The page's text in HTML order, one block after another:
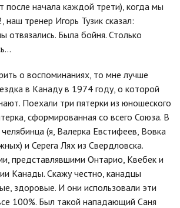
после начала каждой трети), когда мы
наш тренер Игорь Тузик сказал:
отвязались. Была бойня. Столько
о воспоминаниях, то мне лучше
в Канаду в 1974 году, о которой
Поехали три пятерки из юношеского
сформированная со всего Союза. В
(я, Валерка Евстифеев, Вовка
и Серега Лях из Свердловска.
представлявшими Онтарио, Квебек и
Канады. Скажу честно, канадцы
здоровые. И они использовали эти
100%. Был такой нападающий Саня